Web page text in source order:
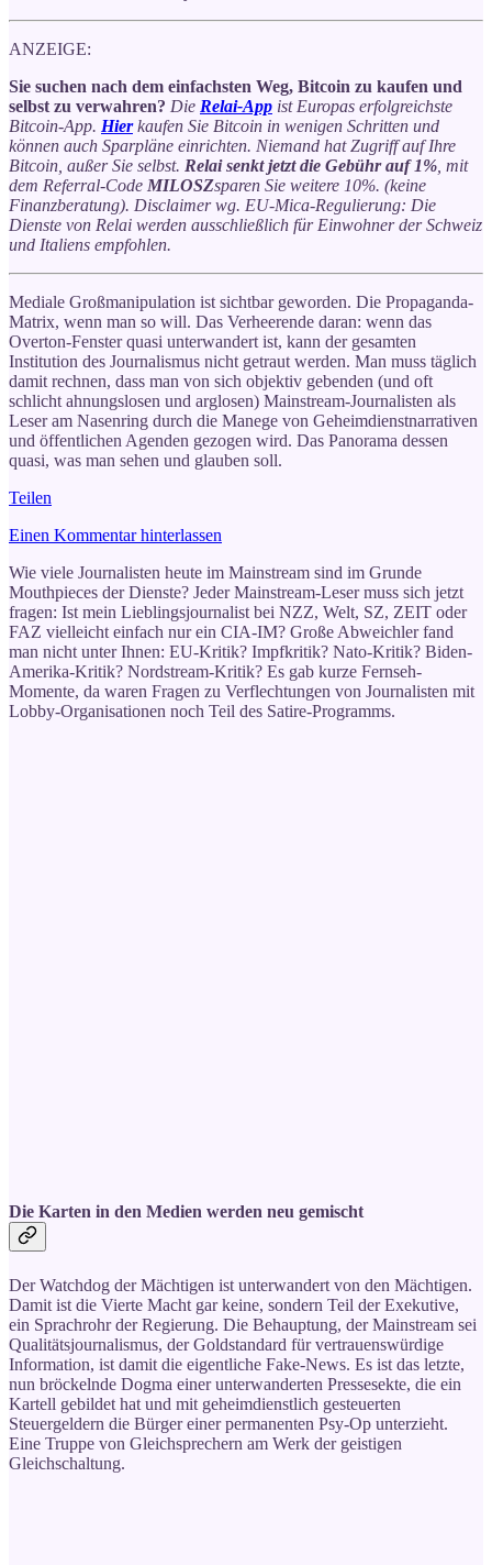
ANZEIGE:
Sie suchen nach dem einfachsten Weg, Bitcoin zu kaufen und
selbst zu verwahren? Die Relai-App ist Europas erfolgreichste
Bitcoin-App. Hierkaufen Sie Bitcoin in wenigen Schritten und
können auch Sparpläne einrichten. Niemand hat Zugriff auf Ihre
Bitcoin, außer Sie selbst. Relai senkt jetzt die Gebühr auf 1% , mit
dem Referral-Code MILOSZsparen Sie weitere 10%. (keine
Finanzberatung). Disclaimer wg. EU-Mica-Regulierung: Die
Dienste von Relai werden ausschließlich für Einwohner der Schweiz
und Italiens empfohlen.
Mediale Großmanipulation ist sichtbar geworden. Die Propaganda-
Matrix, wenn man so will. Das Verheerende daran: wenn das
Overton-Fenster quasi unterwandert ist, kann der gesamten
Institution des Journalismus nicht getraut werden. Man muss täglich
damit rechnen, dass man von sich objektiv gebenden (und oft
schlicht ahnungslosen und arglosen) Mainstream-Journalisten als
Leser am Nasenring durch die Manege von Geheimdienstnarrativen
und öffentlichen Agenden gezogen wird. Das Panorama dessen
quasi, was man sehen und glauben soll.
Teilen
Einen Kommentar hinterlassen
Wie viele Journalisten heute im Mainstream sind im Grunde
Mouthpieces der Dienste? Jeder Mainstream-Leser muss sich jetzt
fragen: Ist mein Lieblingsjournalist bei NZZ, Welt, SZ, ZEIT oder
FAZ vielleicht einfach nur ein CIA-IM? Große Abweichler fand
man nicht unter Ihnen: EU-Kritik? Impfkritik? Nato-Kritik? Biden-
Amerika-Kritik? Nordstream-Kritik? Es gab kurze Fernseh-
Momente, da waren Fragen zu Verflechtungen von Journalisten mit
Lobby-Organisationen noch Teil des Satire-Programms.
Die Karten in den Medien werden neu gemischt
Der Watchdog der Mächtigen ist unterwandert von den Mächtigen.
Damit ist die Vierte Macht gar keine, sondern Teil der Exekutive,
ein Sprachrohr der Regierung. Die Behauptung, der Mainstream sei
Qualitätsjournalismus, der Goldstandard für vertrauenswürdige
Information, ist damit die eigentliche Fake-News. Es ist das letzte,
nun bröckelnde Dogma einer unterwanderten Pressesekte, die ein
Kartell gebildet hat und mit geheimdienstlich gesteuerten
Steuergeldern die Bürger einer permanenten Psy-Op unterzieht.
Eine Truppe von Gleichsprechern am Werk der geistigen
Gleichschaltung.